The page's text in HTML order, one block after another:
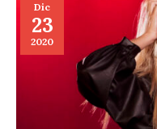
Dic
23
2020